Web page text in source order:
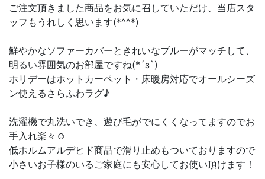
ご注文頂きました商品をお気に召していただけ、当店スタ
ッフもうれしく思います(*^^*)
鮮やかなソファーカバーときれいなブルーがマッチして、
明るい雰囲気のお部屋ですね(*´з`)
ホリデーはホットカーペット・床暖房対応でオールシーズ
ン使えるさらふわラグ♪
洗濯機で丸洗いでき、遊び毛がでにくくなってますのでお
手入れ楽々☺
低ホルムアルデヒド商品で滑り止めもついておりますので
小さいお子様のいるご家庭にも安心してお使い頂けます！